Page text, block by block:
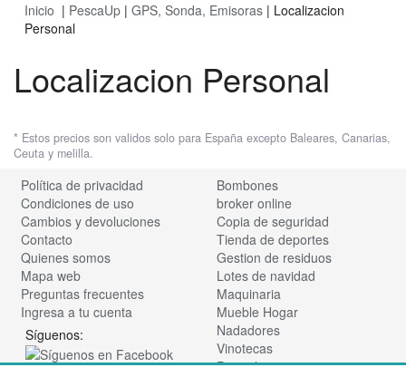
Inicio | PescaUp | GPS, Sonda, Emisoras | Localizacion
Personal
Localizacion Personal
* Estos precios son validos solo para España excepto Baleares, Canarias,
Ceuta y melilla.
Política de privacidad
Condiciones de uso
Cambios y devoluciones
Contacto
Quienes somos
Mapa web
Preguntas frecuentes
Ingresa a tu cuenta
Síguenos:
Bombones
broker online
Copia de seguridad
Tienda de deportes
Gestion de residuos
Lotes de navidad
Maquinaria
Mueble Hogar
Nadadores
Vinotecas
Para almacen